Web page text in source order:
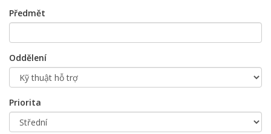
Předmět
Oddělení
Priorita